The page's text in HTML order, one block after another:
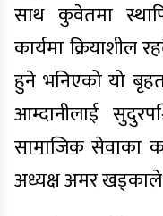
साथ कुवेतमा
कार्यमा क्रियाशील
हुने भनिएको यो
आम्दानीलाई
सामाजिक सेवाका
अध्यक्ष अमर खड्काले